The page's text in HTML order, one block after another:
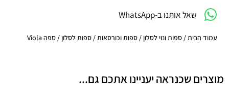
עמוד הבית/ ספות ונוי לסלון / ספות וכורסאות/ ספות לסלון / ספה Viola
שאל אותנו ב-WhatsApp
מוצרים שכנראה יעניינו אתכם גם...